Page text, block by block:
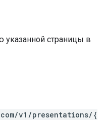
страницы в
v1/presentations/{